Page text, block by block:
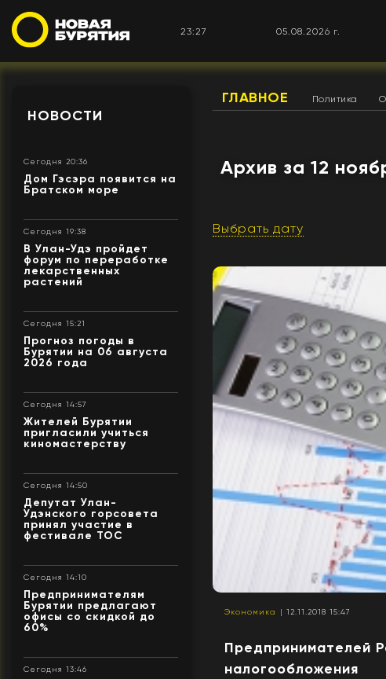
23:27 05.08.2026 г.
НОВОСТИ
Сегодня 20:36
Дом Гэсэра появится на
Братском море
Сегодня 19:38
В Улан-Удэ пройдет
форум по переработке
лекарственных
растений
Сегодня 15:21
Прогноз погоды в
Бурятии на 06 августа
2026 года
Сегодня 14:57
Жителей Бурятии
пригласили учиться
киномастерству
Сегодня 14:50
Депутат Улан-
Удэнского горсовета
принял участие в
фестивале ТОС
Сегодня 14:10
Предпринимателям
Бурятии предлагают
офисы со скидкой до
60%
Сегодня 13:46
ГЛАВНОЕ Политика
Архив за 12
Выбрать дату
Экономика | 12.11.2018 15:47
Предпринимателей
налогообложения